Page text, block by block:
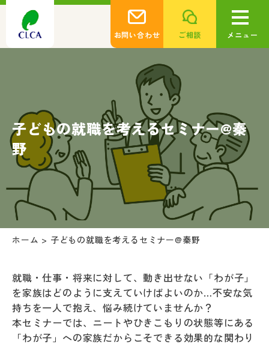
お問い合わせ ご相談 メニュー
子どもの就職を考えるセミナー@秦
野
ホーム > 子どもの就職を考えるセミナー@秦野
就職・仕事・将来に対して、動き出せない「わが子」
を家族はどのように支えていけばよいのか…不安な気
持ちを一人で抱え、悩み続けていませんか？
本セミナーでは、ニートやひきこもりの状態等にある
「わが子」への家族だからこそできる効果的な関わり